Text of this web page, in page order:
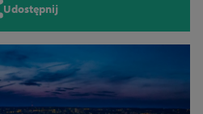
Udostępnij